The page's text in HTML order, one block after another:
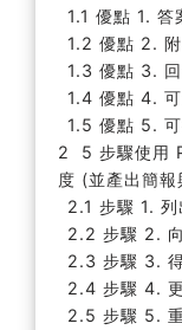
優點 1. 答
優點 2.
優點 3.
優點 4.
優點 5.
5 步驟使用
度 (並產出簡報
步驟 1. 列
步驟 2.
步驟 3.
步驟 4.
步驟 5.